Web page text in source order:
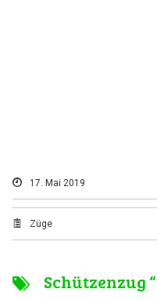
17. Mai 2019
Züge
Schützenzug